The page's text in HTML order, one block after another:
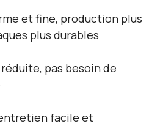
et fine, production plus
plus durables
pas besoin de
facile et